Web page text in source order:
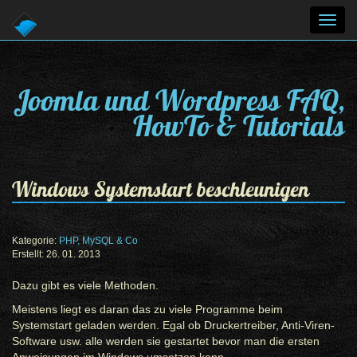
Joomla und Wordpress FAQ,
HowTo & Tutorials
Windows Systemstart beschleunigen
Kategorie: PHP, MySQL & Co
Erstellt: 26. 01. 2013
Dazu gibt es viele Methoden.
Meistens liegt es daran das zu viele Programme beim
Systemstart geladen werden. Egal ob Druckertreiber, Anti-Viren-
Software usw. alle werden sie gestartet bevor man die ersten